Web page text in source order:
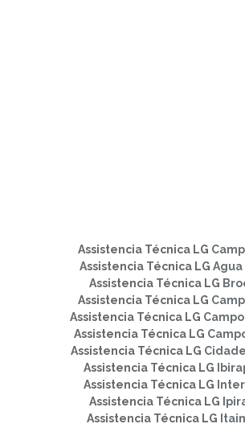
Assistencia Técnica LG
Assistencia Técnica LG Agua
Assistencia Técnica LG
Assistencia Técnica LG
Assistencia Técnica LG
Assistencia Técnica LG
Assistencia Técnica LG
Assistencia Técnica LG
Assistencia Técnica LG
Assistencia Técnica LG
Assistencia Técnica LG